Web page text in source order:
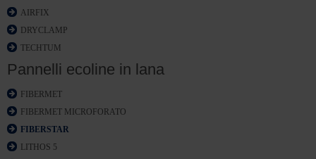
AIRFIX
DRYCLAMP
TECHTUM
Pannelli ecoline in lana
FIBERMET
FIBERMET MICROFORATO
FIBERSTAR
LITHOS 5